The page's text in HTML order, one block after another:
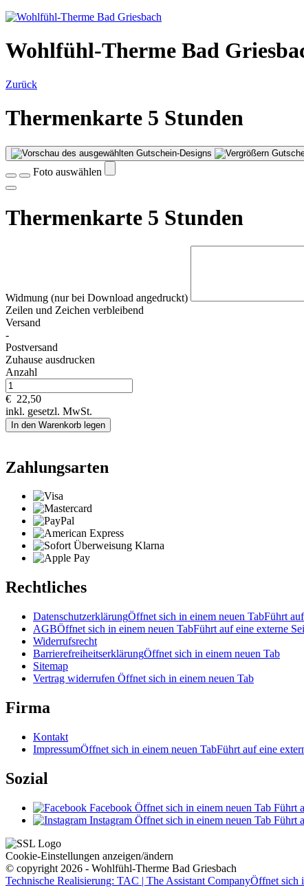
Wohlfühl-Therme Bad
Zurück
Thermenkarte 5 Stunden
Foto auswählen
Thermenkarte 5 Stunden
Widmung (nur bei Download angedruckt)
Zeilen und Zeichen verbleibend
Versand
-
Postversand
Zuhause ausdrucken
Anzahl
€ 22,50
inkl. gesetzl. MwSt.
In den Warenkorb legen
Zahlungsarten
Rechtliches
DatenschutzerklärungÖffnet sich in einem neuen TabFührt
AGBÖffnet sich in einem neuen TabFührt auf eine externe
Widerrufsrecht
BarrierefreiheitserklärungÖffnet sich in einem neuen Tab
Sitemap
Vertrag widerrufen Öffnet sich in einem neuen Tab
Firma
Kontakt
ImpressumÖffnet sich in einem neuen TabFührt auf eine
Sozial
Facebook Öffnet sich in einem neuen Tab Führt
Instagram Öffnet sich in einem neuen Tab Führt
Cookie-Einstellungen anzeigen/ändern
© copyright 2026 - Wohlfühl-Therme Bad Griesbach
Technische Realisierung: TAC | The Assistant CompanyÖffnet sich